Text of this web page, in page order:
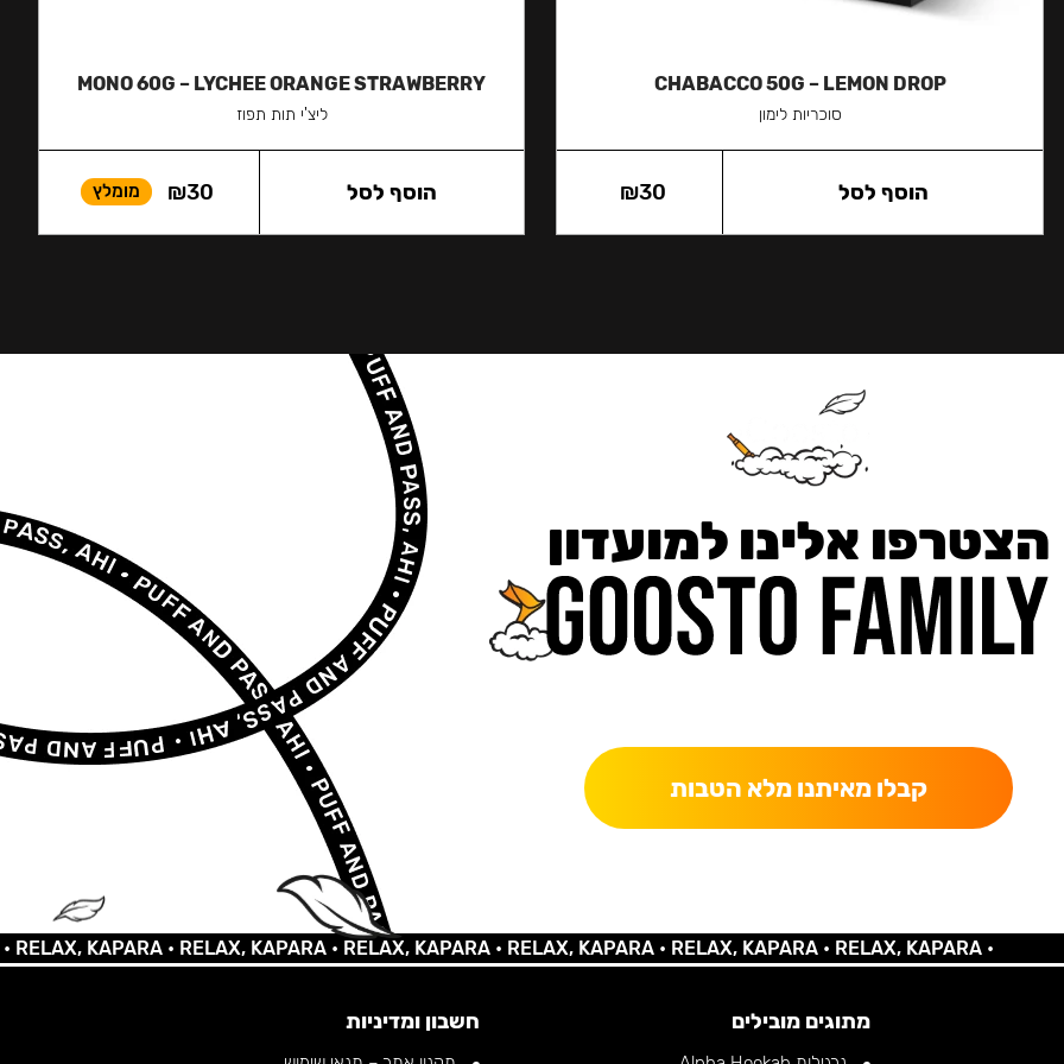
CHABACCO 50G – LEMON DROP
סוכריות לימון
₪30 הוסף לסל
MONO 60G – LYCHEE ORANGE STRAWBERRY
ליצ'י תות תפוז
₪30 מומלץ הוסף לסל
הצטרפו אלינו למועדון
קבלו מאיתנו מלא הטבות
KAPARA •RELAX, KAPARA •RELAX, KAPARA •RELAX, KAPARA •RELAX, KAPARA •RELAX, KAPARA •
מתוגים מובילים חשבון ומדיניות